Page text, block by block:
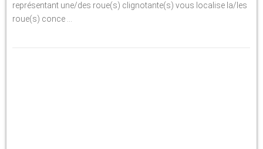
représentant une/des roue(s) clignotante(s) vous localise la/les
roue(s) conce ...